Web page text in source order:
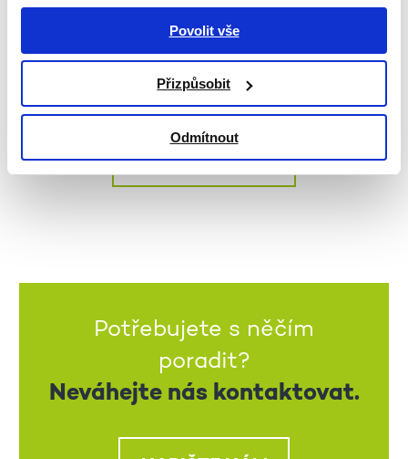
Povolit vše
Přizpůsobit
Odmítnout
podporu a prostor.
Potřebujete s něčím
poradit?
Neváhejte nás kontaktovat.